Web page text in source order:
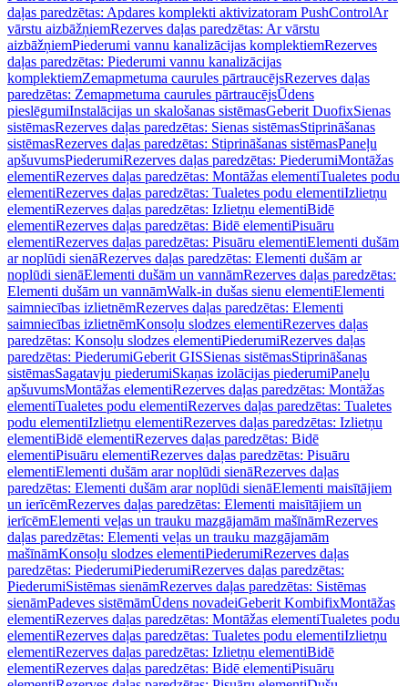
daļas paredzētas: Apdares komplekti aktivizatoram PushControlAr
vārstu aizbāžņiemRezerves daļas paredzētas: Ar vārstu
aizbāžņiemPiederumi vannu kanalizācijas komplektiemRezerves
daļas paredzētas: Piederumi vannu kanalizācijas
komplektiemZemapmetuma caurules pārtraucējsRezerves daļas
paredzētas: Zemapmetuma caurules pārtraucējsŪdens
pieslēgumiInstalācijas un skalošanas sistēmasGeberit DuofixSienas
sistēmasRezerves daļas paredzētas: Sienas sistēmasStiprināšanas
sistēmasRezerves daļas paredzētas: Stiprināšanas sistēmasPaneļu
apšuvumsPiederumiRezerves daļas paredzētas: PiederumiMontāžas
elementiRezerves daļas paredzētas: Montāžas elementiTualetes podu
elementiRezerves daļas paredzētas: Tualetes podu elementiIzlietņu
elementiRezerves daļas paredzētas: Izlietņu elementiBidē
elementiRezerves daļas paredzētas: Bidē elementiPisuāru
elementiRezerves daļas paredzētas: Pisuāru elementiElementi dušām
ar noplūdi sienāRezerves daļas paredzētas: Elementi dušām ar
noplūdi sienāElementi dušām un vannāmRezerves daļas paredzētas:
Elementi dušām un vannāmWalk-in dušas sienu elementiElementi
saimniecības izlietnēmRezerves daļas paredzētas: Elementi
saimniecības izlietnēmKonsoļu slodzes elementiRezerves daļas
paredzētas: Konsoļu slodzes elementiPiederumiRezerves daļas
paredzētas: PiederumiGeberit GISSienas sistēmasStiprināšanas
sistēmasSagatavju piederumiSkaņas izolācijas piederumiPaneļu
apšuvumsMontāžas elementiRezerves daļas paredzētas: Montāžas
elementiTualetes podu elementiRezerves daļas paredzētas: Tualetes
podu elementiIzlietņu elementiRezerves daļas paredzētas: Izlietņu
elementiBidē elementiRezerves daļas paredzētas: Bidē
elementiPisuāru elementiRezerves daļas paredzētas: Pisuāru
elementiElementi dušām arar noplūdi sienāRezerves daļas
paredzētas: Elementi dušām arar noplūdi sienāElementi maisītājiem
un ierīcēmRezerves daļas paredzētas: Elementi maisītājiem un
ierīcēmElementi veļas un trauku mazgājamām mašīnāmRezerves
daļas paredzētas: Elementi veļas un trauku mazgājamām
mašīnāmKonsoļu slodzes elementiPiederumiRezerves daļas
paredzētas: PiederumiPiederumiRezerves daļas paredzētas:
PiederumiSistēmas sienāmRezerves daļas paredzētas: Sistēmas
sienāmPadeves sistēmāmŪdens novadeiGeberit KombifixMontāžas
elementiRezerves daļas paredzētas: Montāžas elementiTualetes podu
elementiRezerves daļas paredzētas: Tualetes podu elementiIzlietņu
elementiRezerves daļas paredzētas: Izlietņu elementiBidē
elementiRezerves daļas paredzētas: Bidē elementiPisuāru